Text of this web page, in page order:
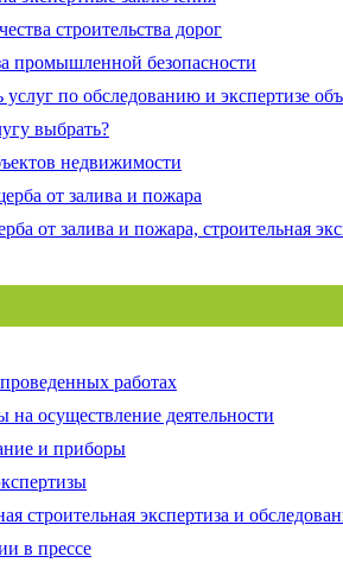
строительства дорог
промышленной безопасности
услуг по обследованию и экспертизе
выбрать?
недвижимости
от залива и пожара
от залива и пожара, строительная
работах
на осуществление деятельности
и приборы
строительная экспертиза и
в прессе